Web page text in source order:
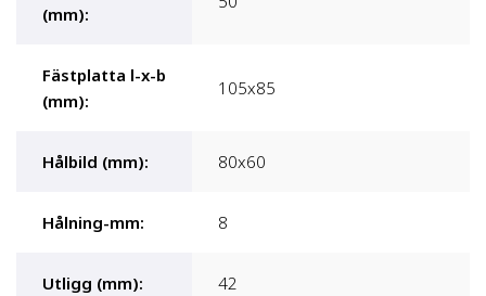
(mm):
Fästplatta l-x-b
(mm):
105x85
Hålbild (mm): 80x60
Hålning-mm: 8
Utligg (mm): 42